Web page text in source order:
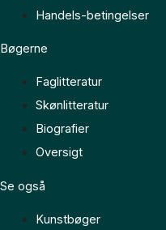
Handels-betingelser
Bøgerne
Faglitteratur
Skønlitteratur
Biografier
Oversigt
Se også
Kunstbøger